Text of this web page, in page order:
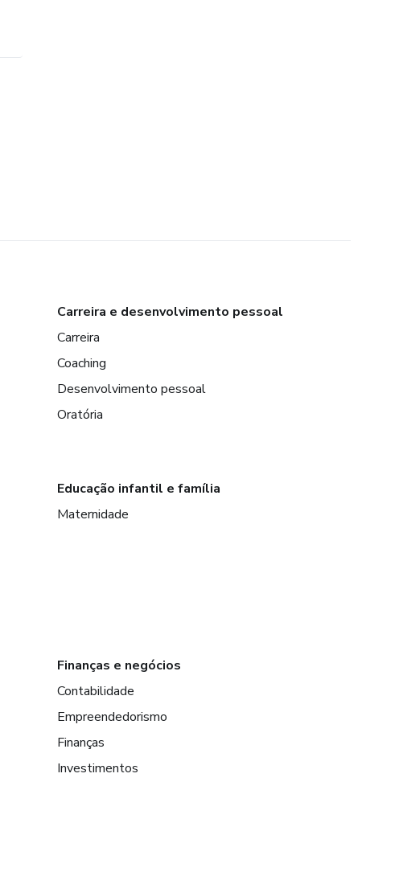
Carreira e desenvolvimento pessoal
Carreira
Coaching
Desenvolvimento pessoal
Oratória
Educação infantil e família
Maternidade
Finanças e negócios
Contabilidade
Empreendedorismo
Finanças
Investimentos